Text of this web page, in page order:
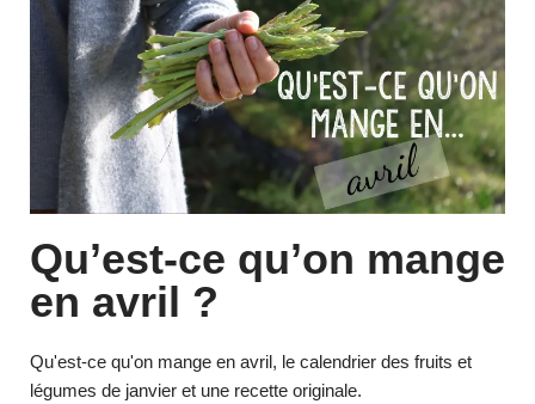
Qu’est-ce qu’on mange
en avril ?
Qu'est-ce qu'on mange en avril, le calendrier des fruits et
légumes de janvier et une recette originale.